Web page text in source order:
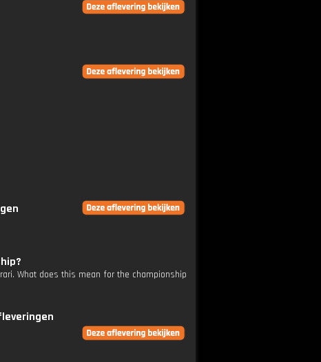
What does this mean for the championship